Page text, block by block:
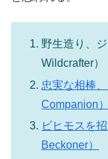
野生造り、
Wildcrafter）
忠実な相棒
Companion）
ビヒモスを
Beckoner）